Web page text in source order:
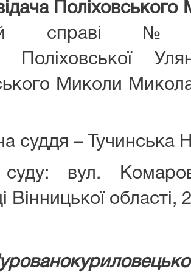
справі
Поліховської
Миколи
суддя – Тучинська
суду: вул.
Вінницької області,